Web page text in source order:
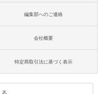
編集部へのご連絡
会社概要
特定商取引法に基づく表示